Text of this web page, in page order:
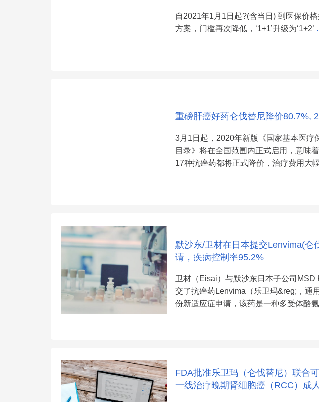
自2021年1月1日起?(含当日) 到医保价
方案，门槛再次降低，‘1+1’升级为‘1+2’
重磅肝癌好药仑伐替尼降价80.7%,
3月1日起，2020年新版《国家基本医疗
目录》将在全国范围内正式启用，意味
17种抗癌药都将正式降价，治疗费用大
默沙东/卫材在日本提交Lenvima(仑
请，疾病控制率95.2%
卫材（Eisai）与默沙东日本子公司MSD
交了抗癌药Lenvima（乐卫玛&reg;，通
份新适应症申请，该药是一种多受体酪
FDA批准乐卫玛（仑伐替尼）联合
一线治疗晚期肾细胞癌（RCC）成